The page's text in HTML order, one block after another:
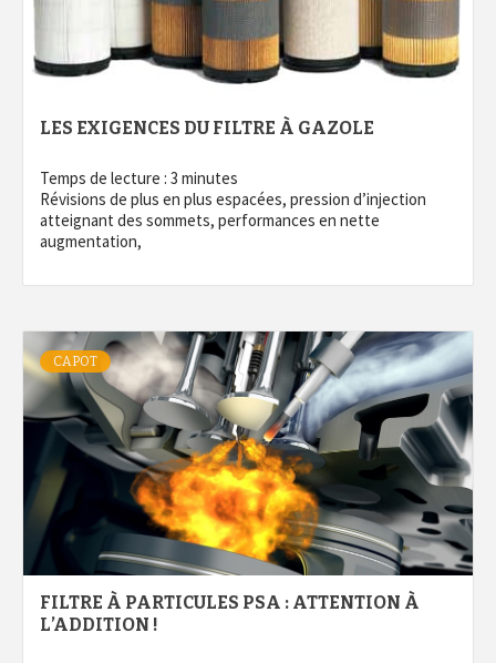
LES EXIGENCES DU FILTRE À GAZOLE
Temps de lecture : 3 minutes
Révisions de plus en plus espacées, pression d’injection
atteignant des sommets, performances en nette
augmentation,
CAPOT
FILTRE À PARTICULES PSA : ATTENTION À
L’ADDITION !